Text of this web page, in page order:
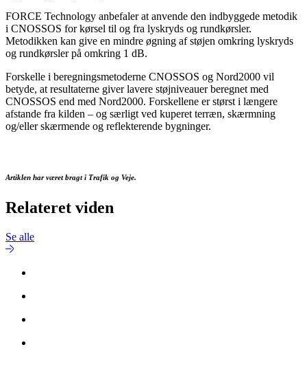
FORCE Technology anbefaler at anvende den indbyggede metodik
i CNOSSOS for kørsel til og fra lyskryds og rundkørsler.
Metodikken kan give en mindre øgning af støjen omkring lyskryds
og rundkørsler på omkring 1 dB.
Forskelle i beregningsmetoderne CNOSSOS og Nord2000 vil
betyde, at resultaterne giver lavere støjniveauer beregnet med
CNOSSOS end med Nord2000. Forskellene er størst i længere
afstande fra kilden – og særligt ved kuperet terræn, skærmning
og/eller skærmende og reflekterende bygninger.
Artiklen har været bragt i Trafik og Veje.
Relateret viden
Se alle